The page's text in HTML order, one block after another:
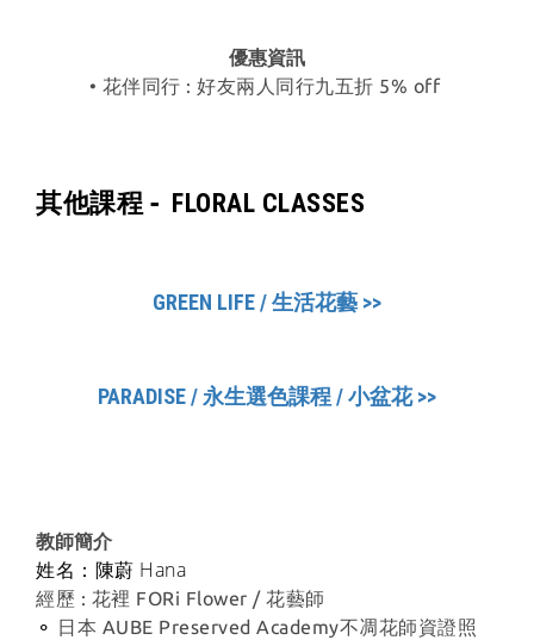
優惠資訊
• 花伴同行 : 好友兩人同行九五折 5% off
其他課程 - FLORAL CLASSES
GREEN LIFE / 生活花藝 >>
PARADISE / 永生選色課程 / 小盆花 >>
教師簡介
姓名：陳蔚 Hana
經歷 : 花裡 FORi Flower / 花藝師
⚬ 日本 AUBE Preserved Academy不凋花師資證照